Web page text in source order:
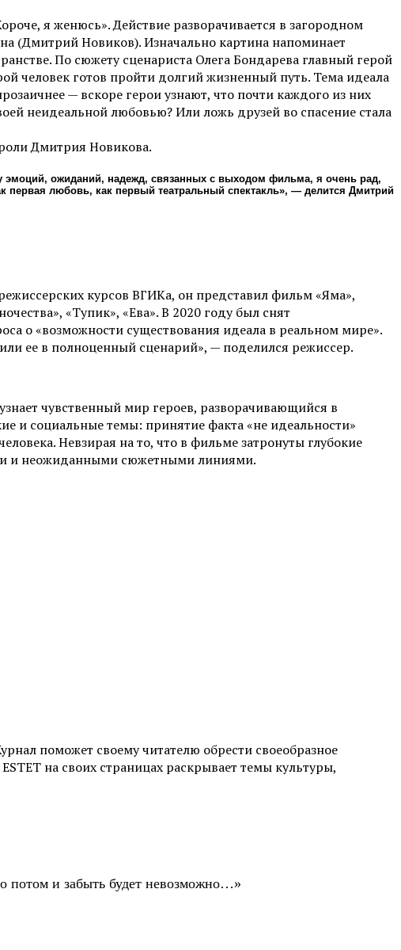
я женюсь». Действие разворачивается в загородном
(Дмитрий Новиков). Изначально картина напоминает
По сюжету сценариста Олега Бондарева главный герой
человек готов пройти долгий жизненный путь. Тема идеала
— вскоре герои узнают, что почти каждого из них
неидеальной любовью? Или ложь друзей во спасение стала
Дмитрия Новикова.
эмоций, ожиданий, надежд, связанных с выходом фильма, я очень рад,
первая любовь, как первый театральный спектакль», — делится Дмитрий
курсов ВГИКа, он представил фильм «Яма»,
«Тупик», «Ева». В 2020 году был снят
о «возможности существования идеала в реальном мире».
ее в полноценный сценарий», — поделился режиссер.
чувственный мир героев, разворачивающийся в
и социальные темы: принятие факта «не идеальности»
Невзирая на то, что в фильме затронуты глубокие
и неожиданными сюжетными линиями.
поможет своему читателю обрести своеобразное
на своих страницах раскрывает темы культуры,
потом и забыть будет невозможно…»